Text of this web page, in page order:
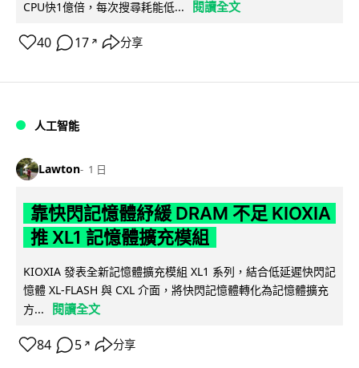
CPU快1億倍，每次搜尋耗能低... 閱讀全文
40 17 ↗ 分享
人工智能
Lawton 1 日
靠快閃記憶體紓緩 DRAM 不足 KIOXIA
推 XL1 記憶體擴充模組
KIOXIA 發表全新記憶體擴充模組 XL1 系列，結合低延遲快閃記
憶體 XL-FLASH 與 CXL 介面，將快閃記憶體轉化為記憶體擴充
方...
閱讀全文
84 5 ↗ 分享